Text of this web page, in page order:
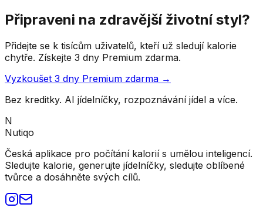
Připraveni na zdravější životní styl?
Přidejte se k tisícům uživatelů, kteří už sledují kalorie
chytře. Získejte 3 dny Premium zdarma.
Vyzkoušet 3 dny Premium zdarma →
Bez kreditky. AI jídelníčky, rozpoznávání jídel a více.
N
Nutiqo
Česká aplikace pro počítání kalorií s umělou inteligencí.
Sledujte kalorie, generujte jídelníčky, sledujte oblíbené
tvůrce a dosáhněte svých cílů.